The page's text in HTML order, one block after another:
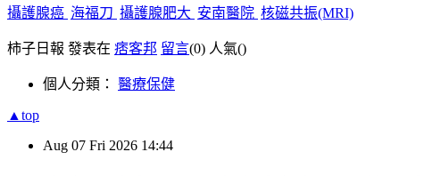
攝護腺癌 海福刀 攝護腺肥大 安南醫院 核磁共振(MRI)
柿子日報 發表在 痞客邦 留言(0) 人氣()
個人分類： 醫療保健
▲top
Aug 07 Fri 2026 14:44